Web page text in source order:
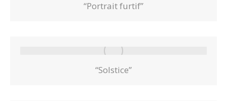
“Portrait furtif”
“Solstice”